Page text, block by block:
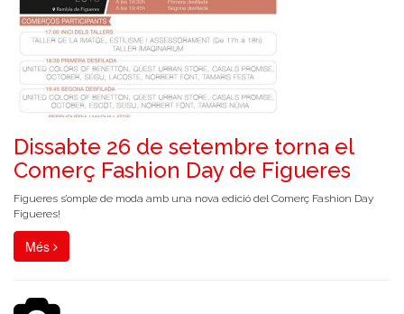
Dissabte 26 de setembre torna el
Comerç Fashion Day de Figueres
Figueres s’omple de moda amb una nova edició del Comerç Fashion Day
Figueres!
Més